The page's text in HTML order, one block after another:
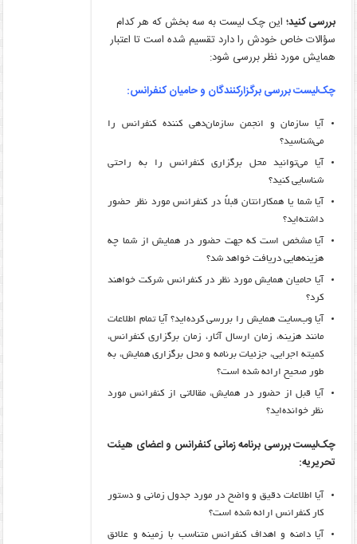
بررسی کنید؛این چک لیست به سه بخش که هر کدام
سؤالات خاص خودش را دارد تقسیم شده است تا اعتبار
همایش مورد نظر بررسی شود:
چک‌لیست بررسی برگزارکنندگان و حامیان کنفرانس:
آیا سازمان و انجمن سازمان‌دهی کننده کنفرانس را
می‌شناسید؟
آیا می‌توانید محل برگزاری کنفرانس را به راحتی
شناسایی کنید؟
آیا شما یا همکارانتان قبلاً در کنفرانس مورد نظر حضور
داشته‌اید؟
آیا مشخص است که جهت حضور در همایش از شما چه
هزینه‌هایی دریافت خواهد شد؟
آیا حامیان همایش مورد نظر در کنفرانس شرکت خواهند
کرد؟
آیا وب‌سایت همایش را بررسی کرده‌اید؟ آیا تمام اطلاعات
مانند هزینه، زمان ارسال آثار، زمان برگزاری کنفرانس،
کمیته اجرایی، جزئیات برنامه و محل برگزاری همایش، به
طور صحیح ارائه شده است؟
آیا قبل از حضور در همایش، مقالاتی از کنفرانس مورد
نظر خوانده‌اید؟
چک‌لیست بررسی برنامه زمانی‌ کنفرانس و اعضای هیئت
تحریریه:
آیا اطلاعات دقیق و واضح در مورد جدول زمانی و دستور
کار کنفرانس ارائه شده است؟
آیا دامنه و اهداف کنفرانس متناسب با زمینه و علائق